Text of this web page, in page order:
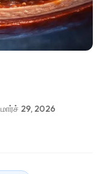
மார்ச் 29, 2026